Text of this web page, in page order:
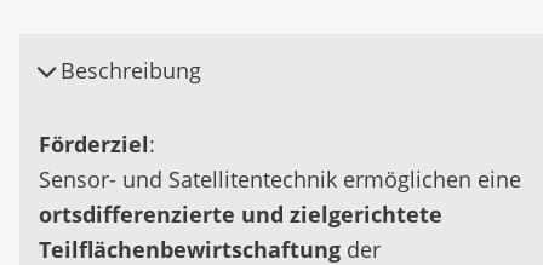
Beschreibung
Förderziel:
Sensor- und Satellitentechnik ermöglichen eine
ortsdifferenzierte und zielgerichtete
Teilflächenbewirtschaftung der